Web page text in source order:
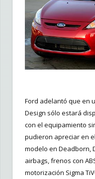
Ford adelantó que en
Design sólo estará
con el equipamiento
pudieron apreciar en
modelo en Deadborn,
airbags, frenos con
motorización Sigma